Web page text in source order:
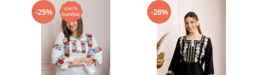
-25% -28%